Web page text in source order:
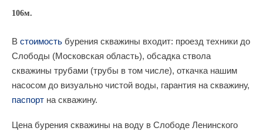
106м.
В стоимость бурения скважины входит: проезд техники до
Слободы (Московская область), обсадка ствола
скважины трубами (трубы в том числе), откачка нашим
насосом до визуально чистой воды, гарантия на скважину,
паспорт на скважину.
Цена бурения скважины на воду в Слободе Ленинского